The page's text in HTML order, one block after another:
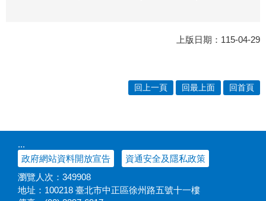
上版日期：115-04-29
回上一頁 回最上面 回首頁
:::
政府網站資料開放宣告
資通安全及隱私政策
瀏覽人次： 349908
地址：100218 臺北市中正區徐州路五號十一樓